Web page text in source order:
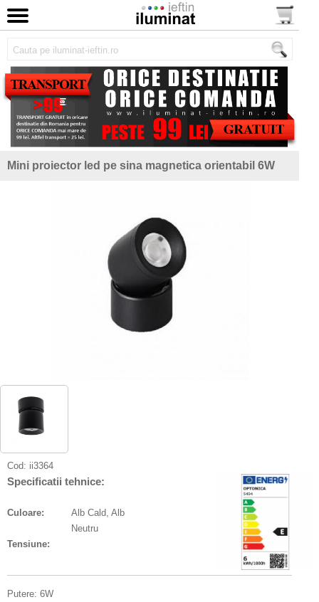
Mini proiector led pe sina magnetica orientabil 6W
Cod: ii3364
Specificatii tehnice:
Culoare:
Alb Cald, Alb
Neutru
Tensiune:
Putere: 6W